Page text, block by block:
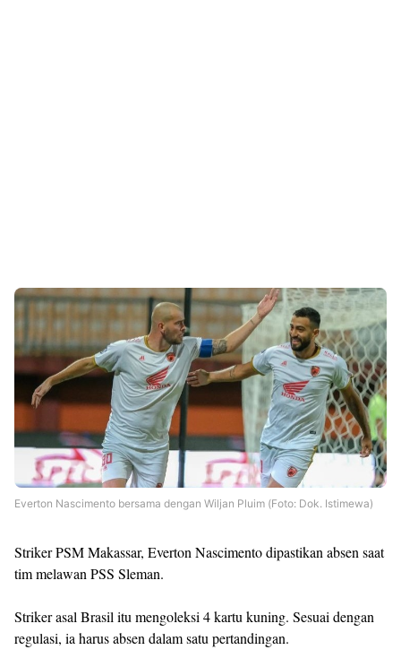
Everton Nascimento bersama dengan Wiljan Pluim (Foto: Dok. Istimewa)
Striker PSM Makassar, Everton Nascimento dipastikan absen saat
tim melawan PSS Sleman.
Striker asal Brasil itu mengoleksi 4 kartu kuning. Sesuai dengan
regulasi, ia harus absen dalam satu pertandingan.